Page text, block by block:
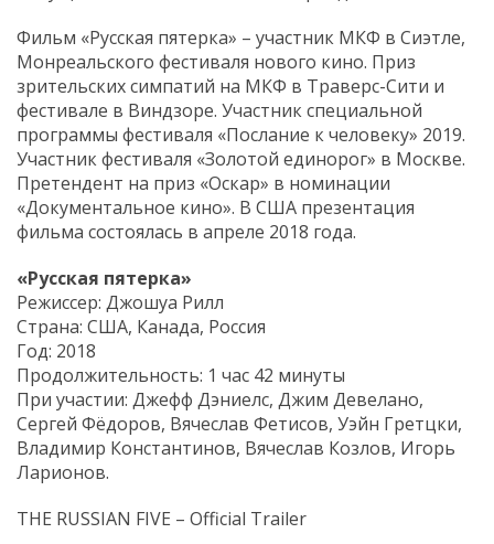
Фильм «Русская пятерка» – участник МКФ в Сиэтле,
Монреальского фестиваля нового кино. Приз
зрительских симпатий на МКФ в Траверс-Сити и
фестивале в Виндзоре. Участник специальной
программы фестиваля «Послание к человеку» 2019.
Участник фестиваля «Золотой единорог» в Москве.
Претендент на приз «Оскар» в номинации
«Документальное кино». В США презентация
фильма состоялась в апреле 2018 года.
«Русская пятерка»
Режиссер: Джошуа Рилл
Страна: США, Канада, Россия
Год: 2018
Продолжительность: 1 час 42 минуты
При участии: Джефф Дэниелс, Джим Девелано,
Сергей Фёдоров, Вячеслав Фетисов, Уэйн Гретцки,
Владимир Константинов, Вячеслав Козлов, Игорь
Ларионов.
THE RUSSIAN FIVE – Official Trailer